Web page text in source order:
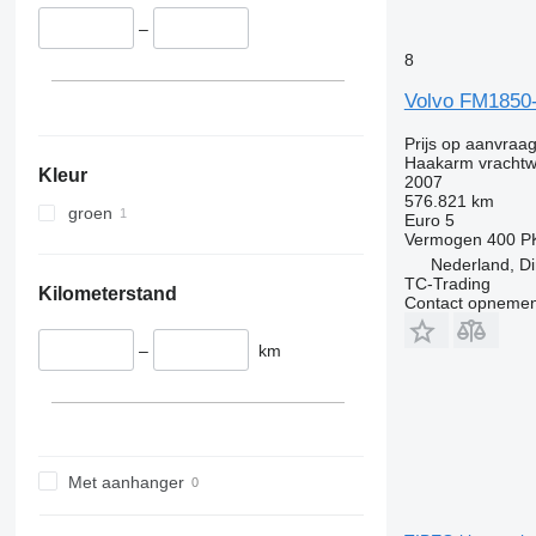
–
Kleur
groen
Kilometerstand
– km
Met aanhanger
8
Volvo
Prijs op aanvraag
Haakarm
2007
576.821 km
Euro 5
Vermogen 400
Nederland,
TC-Trading
Contact